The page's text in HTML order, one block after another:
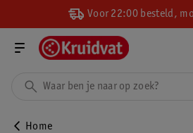
Voor 22:00 besteld,
Home